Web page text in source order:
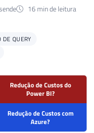
16 min de leitura
DE QUERY
Redução de Custos do
Power BI?
Redução de Custos com
Azure?